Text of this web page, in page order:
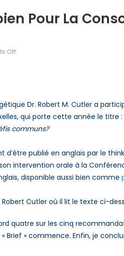
Pour La
Offon
la
Consolidation
de
Paix
Dans
Caucase
Sud
Dr. Robert M. Cutler a
qui porte cette année le titre :
communs?
publié en anglais par le
intervention orale à la
disponible aussi bien comme
Cutler où il lit le texte ci-
quatre sur les cinq
Brief » commence. Enfin, je